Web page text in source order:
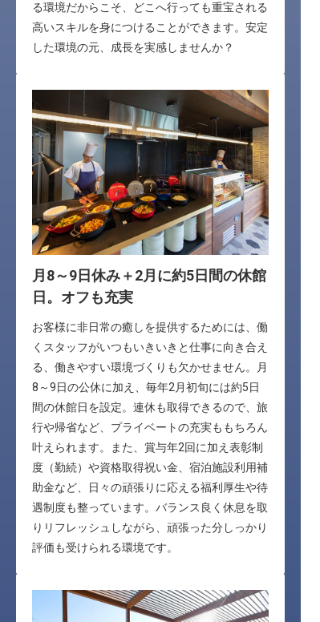
る環境だからこそ、どこへ行っても重宝される
高いスキルを身につけることができます。安定
した環境の元、成長を実感しませんか？
月8～9日休み＋2月に約5日間の休館
日。オフも充実
お客様に非日常の癒しを提供するためには、働
くスタッフがいつもいきいきと仕事に向き合え
る、働きやすい環境づくりも欠かせません。月
8～9日の公休に加え、毎年2月初旬には約5日
間の休館日を設定。連休も取得できるので、旅
行や帰省など、プライベートの充実ももちろん
叶えられます。また、賞与年2回に加え表彰制
度（勤続）や資格取得祝い金、宿泊施設利用補
助金など、日々の頑張りに応える福利厚生や待
遇制度も整っています。バランス良く休息を取
りリフレッシュしながら、頑張った分しっかり
評価も受けられる環境です。